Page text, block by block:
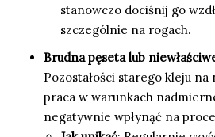
stanowczo dociśnij go
szczególnie na rogach.
Brudna pęseta lub
Pozostałości starego kleju na
praca w warunkach
negatywnie wpłynąć na